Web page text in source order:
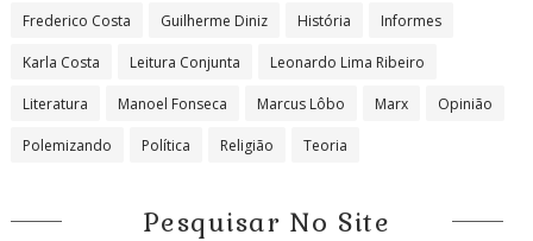
Frederico Costa Guilherme Diniz História Informes
Karla Costa Leitura Conjunta Leonardo Lima Ribeiro
Literatura Manoel Fonseca Marcus Lôbo Marx Opinião
Polemizando Política Religião Teoria
Pesquisar No Site